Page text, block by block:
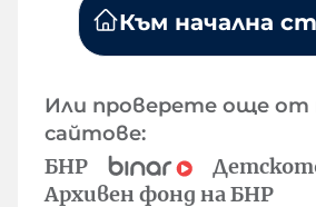
Към начална
Или проверете още
сайтове:
БНР
Архивен фонд на БНР